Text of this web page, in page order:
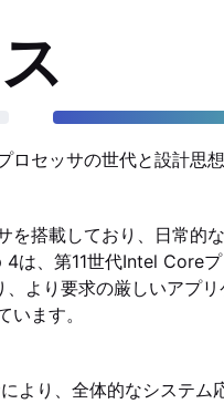
セッサの世代と設計思
搭載しており、日常的
は、第11世代Intel Core
より要求の厳しいアプ
ます。
り、全体的なシステム